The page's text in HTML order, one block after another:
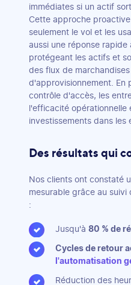
immédiates si un actif
Cette approche
seulement le vol et les
aussi une réponse
protégeant les actifs et
des flux de
d'approvisionnement. En
contrôle d'accès, les
l'efficacité opérationnelle
investissements dans les
Des résultats qui
Nos clients ont constaté
mesurable grâce au suivi
:
Jusqu'à 80 % de
Cycles de retour
l'automatisation
Réduction des